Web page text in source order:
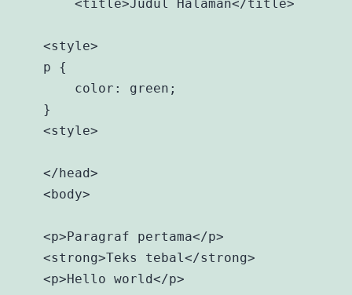
        <title>Judul Halaman</title>
    <style>
    p {
        color: green;
    }
    <style>
    </head>
    <body>
    <p>Paragraf pertama</p>
    <strong>Teks tebal</strong>
    <p>Hello world</p>